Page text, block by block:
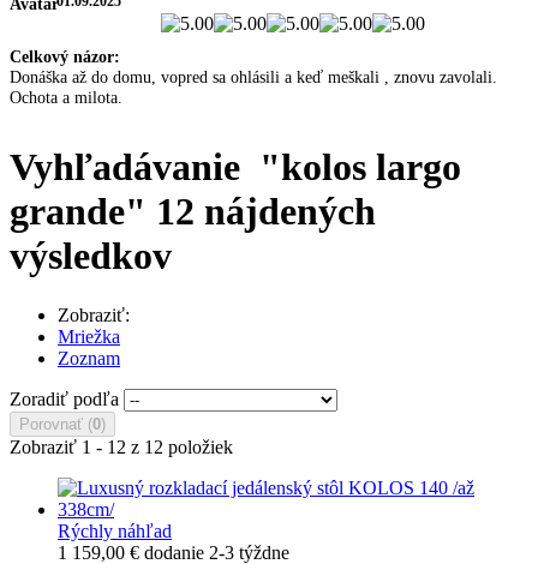
Celkový názor:
Donáška až do domu, vopred sa ohlásili a keď meškali , znovu zavolali.
Ochota a milota.
Vyhľadávanie "kolos largo
grande" 12 nájdených
výsledkov
Zobraziť:
Mriežka
Zoznam
Zoradiť podľa
Porovnať (0)
Zobraziť 1 - 12 z 12 položiek
Rýchly náhľad
1 159,00 € dodanie 2-3 týždne